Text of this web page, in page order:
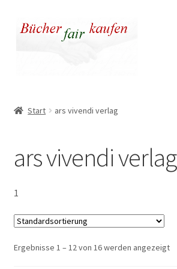
Zur
Navigation
Zum
Inhalt
Warenkorb
Warum fair kaufen
Start ars vivendi verlag
ars vivendi verlag
1
Ergebnisse 1 – 12 von 16 werden angezeigt